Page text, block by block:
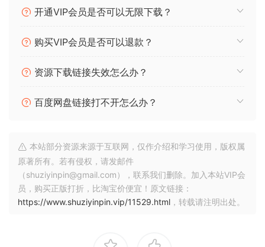
开通VIP会员是否可以无限下载？
购买VIP会员是否可以退款？
资源下载链接失效怎么办？
百度网盘链接打不开怎么办？
本站部分资源来源于互联网，仅作介绍和学习使用，版权属
原著所有。若有侵权，请发邮件
（shuziyinpin@gmail.com），联系我们删除。加入本站VIP会
员，购买正版打折，比淘宝价便宜！原文链接：
https://www.shuziyinpin.vip/11529.html ，转载请注明出处。